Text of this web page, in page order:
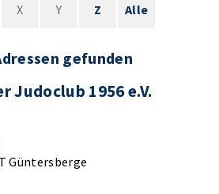
X Y Z Alle
gefunden
Judoclub 1956 e.V.
Güntersberge